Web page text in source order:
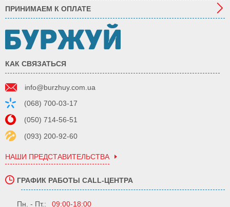
ПРИНИМАЕМ К ОПЛАТЕ
КАК СВЯЗАТЬСЯ
info@burzhuy.com.ua
(068) 700-03-17
(050) 714-56-51
(093) 200-92-60
НАШИ ПРЕДСТАВИТЕЛЬСТВА
ГРАФИК РАБОТЫ CALL-ЦЕНТРА
Пн. - Пт.: 09:00-18:00